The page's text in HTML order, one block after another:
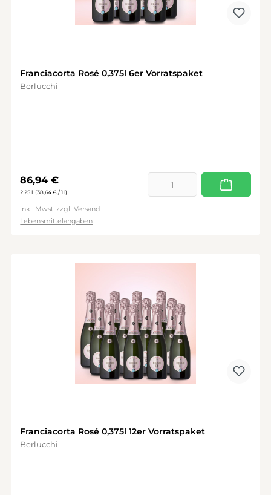
Franciacorta Rosé 0,375l 6er Vorratspaket
Berlucchi
Regulärer Preis:
86,94 €
2.25 l (38,64 € / 1 l)
inkl. Mwst. zzgl. Versand
Lebensmittelangaben
Franciacorta Rosé 0,375l 12er Vorratspaket
Berlucchi